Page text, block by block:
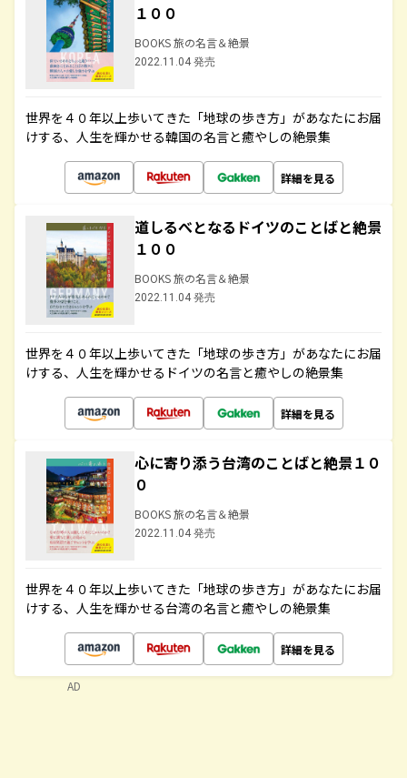
１００
BOOKS 旅の名言＆絶景
2022.11.04 発売
世界を４０年以上歩いてきた「地球の歩き方」があなたにお届
けする、人生を輝かせる韓国の名言と癒やしの絶景集
詳細を見る
道しるべとなるドイツのことばと絶景
１００
BOOKS 旅の名言＆絶景
2022.11.04 発売
世界を４０年以上歩いてきた「地球の歩き方」があなたにお届
けする、人生を輝かせるドイツの名言と癒やしの絶景集
詳細を見る
心に寄り添う台湾のことばと絶景１０
０
BOOKS 旅の名言＆絶景
2022.11.04 発売
世界を４０年以上歩いてきた「地球の歩き方」があなたにお届
けする、人生を輝かせる台湾の名言と癒やしの絶景集
詳細を見る
AD